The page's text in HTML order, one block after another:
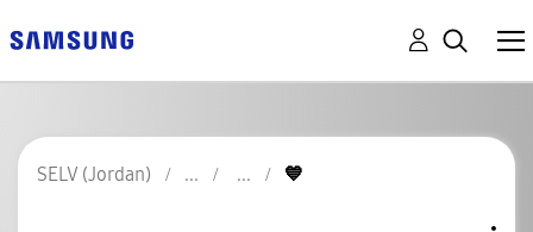
SELV (Jordan) 💙